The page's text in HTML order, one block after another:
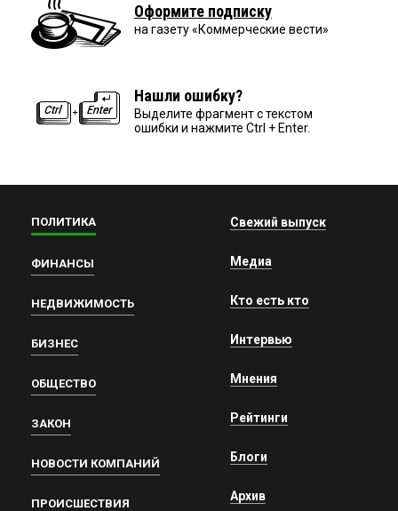
Оформите подписку
на газету «Коммерческие вести»
Нашли ошибку?
Выделите фрагмент с текстом
ошибки и нажмите Ctrl + Enter.
ПОЛИТИКА
ФИНАНСЫ
НЕДВИЖИМОСТЬ
БИЗНЕС
ОБЩЕСТВО
ЗАКОН
НОВОСТИ КОМПАНИЙ
ПРОИСШЕСТВИЯ
Свежий выпуск
Медиа
Кто есть кто
Интервью
Мнения
Рейтинги
Блоги
Архив